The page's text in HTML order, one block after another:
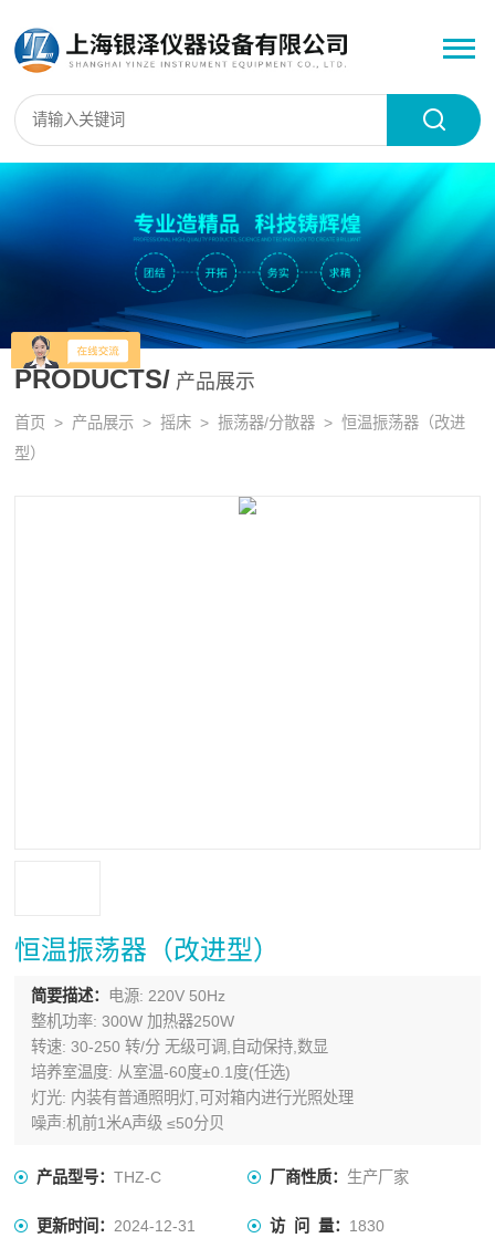
PRODUCTS/ 产品展示
首页 > 产品展示 >摇床 >振荡器/分散器 > 恒温振荡器（改进
型）
恒温振荡器（改进型）
简要描述：
电源: 220V 50Hz
整机功率: 300W 加热器250W
转速: 30-250 转/分 无级可调,自动保持,数显
培养室温度: 从室温-60度±0.1度(任选)
灯光: 内装有普通照明灯,可对箱内进行光照处理
噪声:机前1米A声级 ≤50分贝
产品型号：THZ-C 厂商性质： 生产厂家
更新时间：2024-12-31 访 问 量： 1830